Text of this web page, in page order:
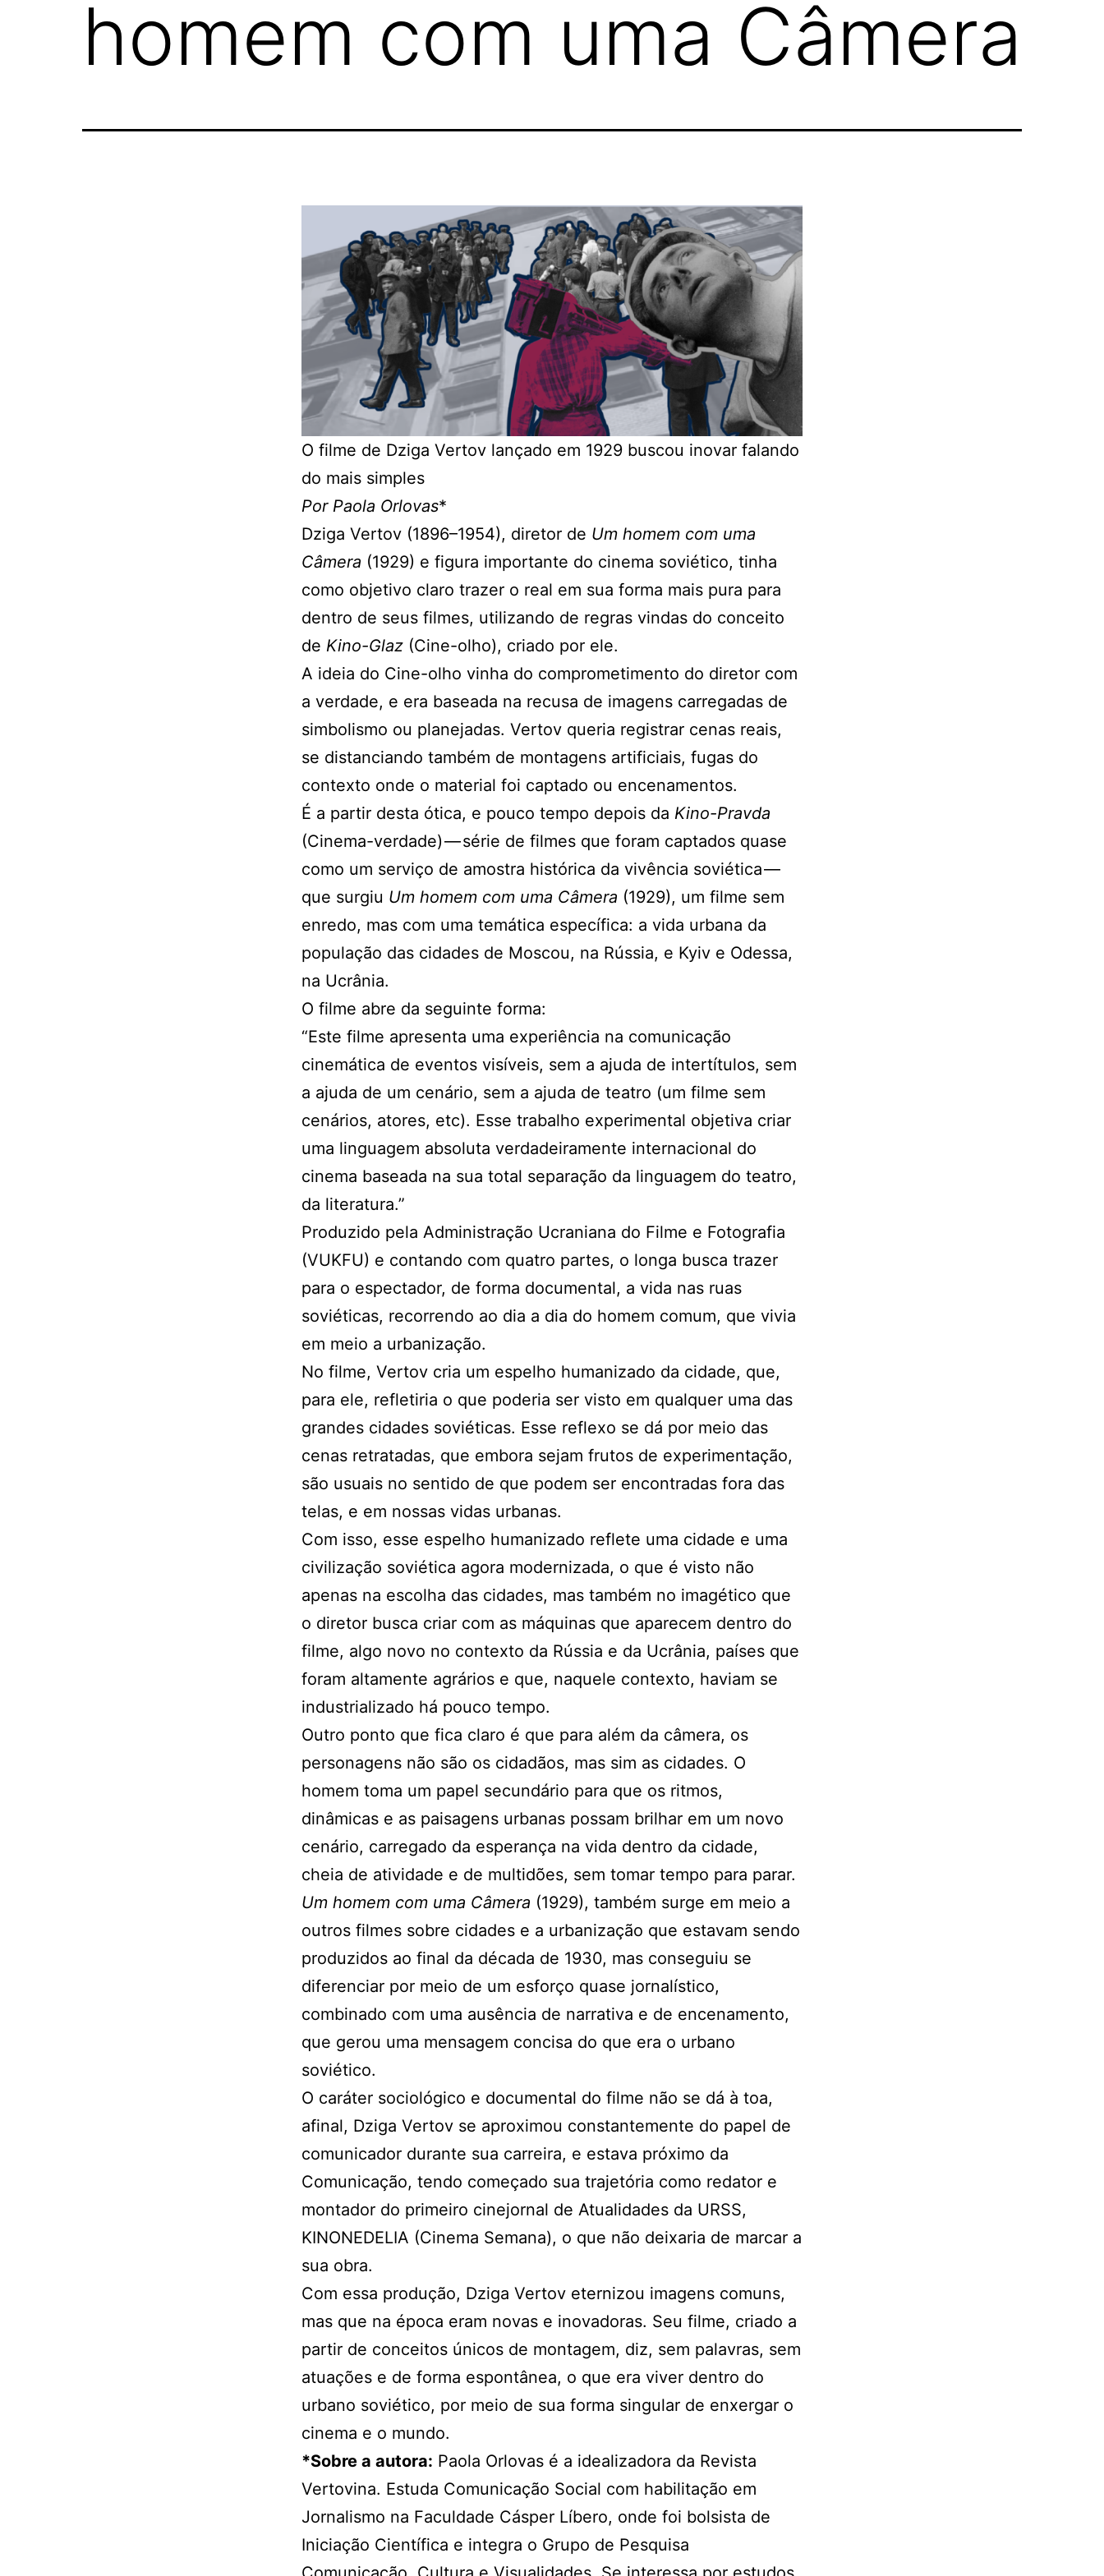
homem com uma Câmera
O filme de Dziga Vertov lançado em 1929 buscou inovar falando
do mais simples
Por Paola Orlovas*
Dziga Vertov (1896–1954), diretor de Um homem com uma
Câmera (1929) e figura importante do cinema soviético, tinha
como objetivo claro trazer o real em sua forma mais pura para
dentro de seus filmes, utilizando de regras vindas do conceito
de Kino-Glaz (Cine-olho), criado por ele.
A ideia do Cine-olho vinha do comprometimento do diretor com
a verdade, e era baseada na recusa de imagens carregadas de
simbolismo ou planejadas. Vertov queria registrar cenas reais,
se distanciando também de montagens artificiais, fugas do
contexto onde o material foi captado ou encenamentos.
É a partir desta ótica, e pouco tempo depois da Kino-Pravda
(Cinema-verdade) — série de filmes que foram captados quase
como um serviço de amostra histórica da vivência soviética —
que surgiu Um homem com uma Câmera (1929), um filme sem
enredo, mas com uma temática específica: a vida urbana da
população das cidades de Moscou, na Rússia, e Kyiv e Odessa,
na Ucrânia.
O filme abre da seguinte forma:
“Este filme apresenta uma experiência na comunicação
cinemática de eventos visíveis, sem a ajuda de intertítulos, sem
a ajuda de um cenário, sem a ajuda de teatro (um filme sem
cenários, atores, etc). Esse trabalho experimental objetiva criar
uma linguagem absoluta verdadeiramente internacional do
cinema baseada na sua total separação da linguagem do teatro,
da literatura.”
Produzido pela Administração Ucraniana do Filme e Fotografia
(VUKFU) e contando com quatro partes, o longa busca trazer
para o espectador, de forma documental, a vida nas ruas
soviéticas, recorrendo ao dia a dia do homem comum, que vivia
em meio a urbanização.
No filme, Vertov cria um espelho humanizado da cidade, que,
para ele, refletiria o que poderia ser visto em qualquer uma das
grandes cidades soviéticas. Esse reflexo se dá por meio das
cenas retratadas, que embora sejam frutos de experimentação,
são usuais no sentido de que podem ser encontradas fora das
telas, e em nossas vidas urbanas.
Com isso, esse espelho humanizado reflete uma cidade e uma
civilização soviética agora modernizada, o que é visto não
apenas na escolha das cidades, mas também no imagético que
o diretor busca criar com as máquinas que aparecem dentro do
filme, algo novo no contexto da Rússia e da Ucrânia, países que
foram altamente agrários e que, naquele contexto, haviam se
industrializado há pouco tempo.
Outro ponto que fica claro é que para além da câmera, os
personagens não são os cidadãos, mas sim as cidades. O
homem toma um papel secundário para que os ritmos,
dinâmicas e as paisagens urbanas possam brilhar em um novo
cenário, carregado da esperança na vida dentro da cidade,
cheia de atividade e de multidões, sem tomar tempo para parar.
Um homem com uma Câmera (1929), também surge em meio a
outros filmes sobre cidades e a urbanização que estavam sendo
produzidos ao final da década de 1930, mas conseguiu se
diferenciar por meio de um esforço quase jornalístico,
combinado com uma ausência de narrativa e de encenamento,
que gerou uma mensagem concisa do que era o urbano
soviético.
O caráter sociológico e documental do filme não se dá à toa,
afinal, Dziga Vertov se aproximou constantemente do papel de
comunicador durante sua carreira, e estava próximo da
Comunicação, tendo começado sua trajetória como redator e
montador do primeiro cinejornal de Atualidades da URSS,
KINONEDELIA (Cinema Semana), o que não deixaria de marcar a
sua obra.
Com essa produção, Dziga Vertov eternizou imagens comuns,
mas que na época eram novas e inovadoras. Seu filme, criado a
partir de conceitos únicos de montagem, diz, sem palavras, sem
atuações e de forma espontânea, o que era viver dentro do
urbano soviético, por meio de sua forma singular de enxergar o
cinema e o mundo.
*Sobre a autora: Paola Orlovas é a idealizadora da Revista
Vertovina. Estuda Comunicação Social com habilitação em
Jornalismo na Faculdade Cásper Líbero, onde foi bolsista de
Iniciação Científica e integra o Grupo de Pesquisa